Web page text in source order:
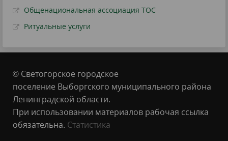
Общенациональная ассоциация ТОС
Ритуальные услуги
© Светогорское городское
поселение Выборгского муниципального района
Ленинградской области.
При использовании материалов рабочая ссылка
обязательна. Статистика